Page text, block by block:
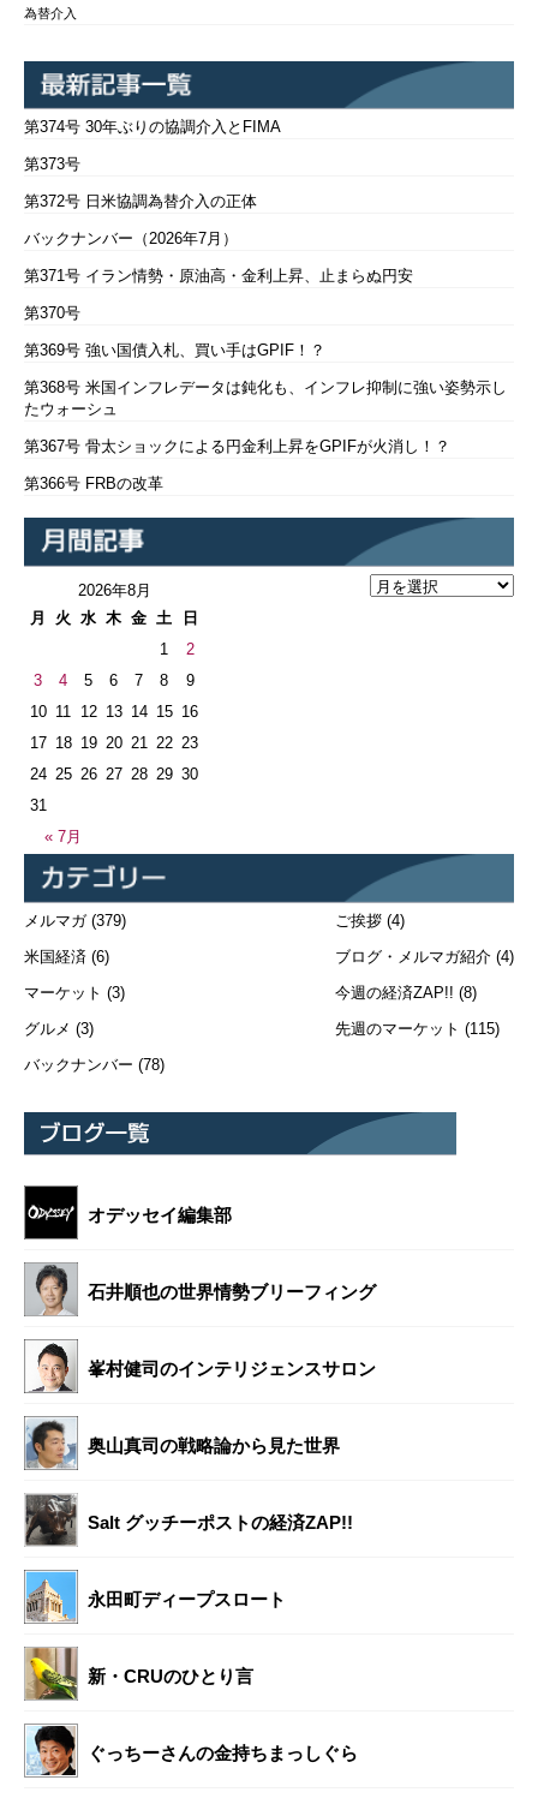
為替介入
第374号 30年ぶりの協調介入とFIMA
第373号
第372号 日米協調為替介入の正体
バックナンバー（2026年7月）
第371号 イラン情勢・原油高・金利上昇、止まらぬ円安
第370号
第369号 強い国債入札、買い手はGPIF！？
第368号 米国インフレデータは鈍化も、インフレ抑制に強い姿勢示し
たウォーシュ
第367号 骨太ショックによる円金利上昇をGPIFが火消し！？
第366号 FRBの改革
2026年8月
月
火 水 木 金 土 日
« 7月
1
2
3
4 5 6 7 8
9
10 11 12 13 14 15 16
17 18 19 20 21 22 23
24 25 26 27 28 29 30
31
メルマガ(379)
米国経済 (6)
マーケット (3)
グルメ (3)
バックナンバー (78)
ご挨拶 (4)
ブログ・メルマガ紹介 (4)
今週の経済ZAP!! (8)
先週のマーケット (115)
オデッセイ編集部
石井順也の世界情勢ブリーフィング
峯村健司のインテリジェンスサロン
奥山真司の戦略論から見た世界
Salt グッチーポストの経済ZAP!!
永田町ディープスロート
新・CRUのひとり言
ぐっちーさんの金持ちまっしぐら